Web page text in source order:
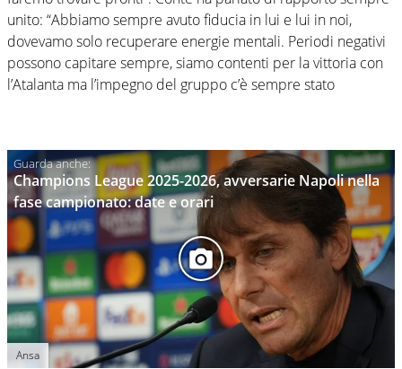
unito: “Abbiamo sempre avuto fiducia in lui e lui in noi,
dovevamo solo recuperare energie mentali. Periodi negativi
possono capitare sempre, siamo contenti per la vittoria con
l’Atalanta ma l’impegno del gruppo c’è sempre stato
Champions League 2025-2026, avversarie Napoli nella
fase campionato: date e orari
Ansa